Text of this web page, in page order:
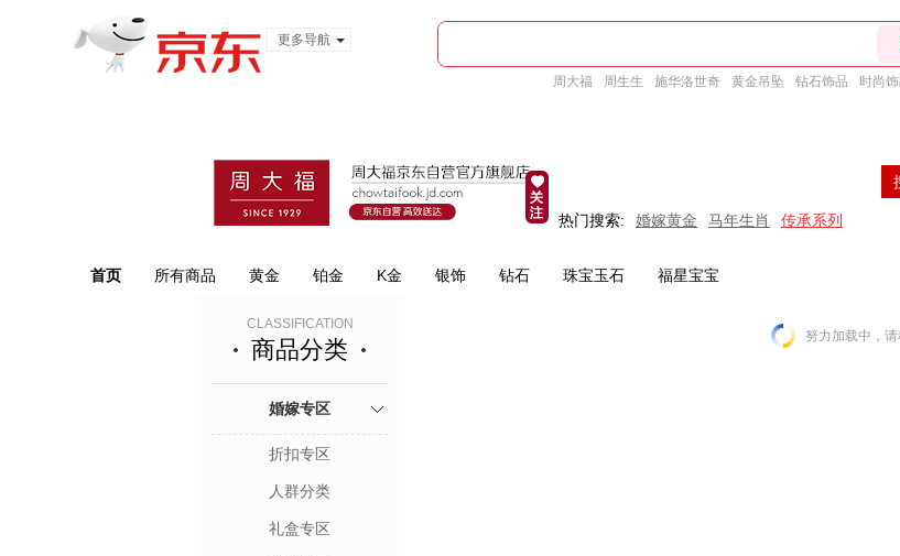
更多导航
周大福 周生生 施华洛世奇 黄金吊坠 钻石饰品 时尚
热门搜索: 婚嫁黄金 马年生肖 传承系列
首页 所有商品 黄金 铂金 K金 银饰 钻石 珠宝玉石 福星宝宝
CLASSIFICATION
商品分类
婚嫁专区
折扣专区
人群分类
礼盒专区
努力加载中，